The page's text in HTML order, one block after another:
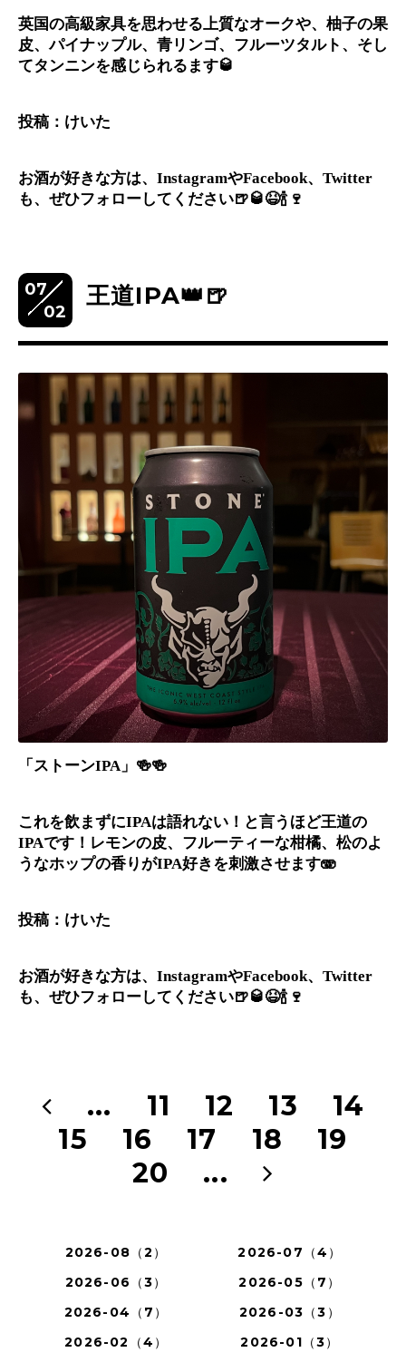
英国の高級家具を思わせる上質なオークや、柚子の果
皮、パイナップル、青リンゴ、フルーツタルト、そし
てタンニンを感じられるます🥃
投稿：けいた
お酒が好きな方は、InstagramやFacebook、Twitter
も、ぜひフォローしてください🍺🥃😆🍾🍷
07
02
王道IPA👑🍺
「ストーンIPA」🍻🍻
これを飲まずにIPAは語れない！と言うほど王道の
IPAです！レモンの皮、フルーティーな柑橘、松のよ
うなホップの香りがIPA好きを刺激させます🫨
投稿：けいた
お酒が好きな方は、InstagramやFacebook、Twitter
も、ぜひフォローしてください🍺🥃😆🍾🍷
... 11 12 13
14
15
16 17 18
19
20
...
2026-08（2）
2026-07（4）
2026-06（3）
2026-05（7）
2026-04（7）
2026-03（3）
2026-02（4）
2026-01（3）